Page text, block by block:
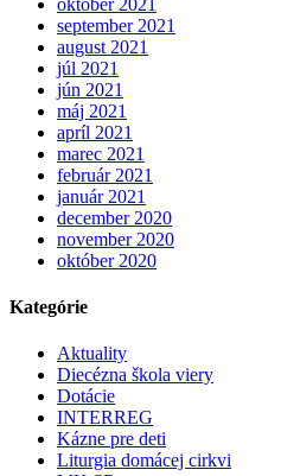
september 2021
august 2021
júl 2021
jún 2021
máj 2021
apríl 2021
marec 2021
február 2021
január 2021
december 2020
november 2020
október 2020
Kategórie
Aktuality
Diecézna škola viery
Dotácie
INTERREG
Kázne pre deti
Liturgia domácej cirkvi